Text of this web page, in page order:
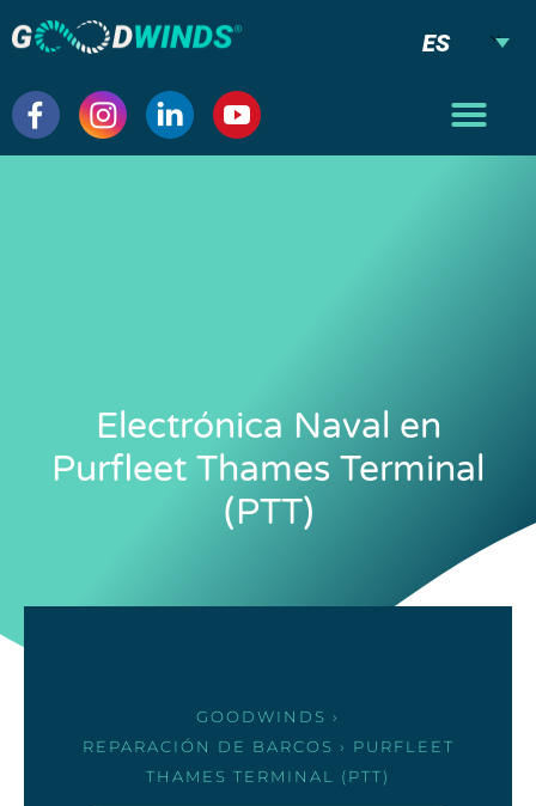
ES
Electrónica Naval en
Purfleet Thames Terminal
(PTT)
GOODWINDS ›
REPARACIÓN DE BARCOS › PURFLEET
THAMES TERMINAL (PTT)